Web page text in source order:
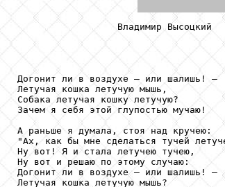
                  Владимир Высоцкий
Догонит ли в воздухе — или шалишь! —
Летучая кошка летучую мышь,
Собака летучая кошку летучую?
Зачем я себя этой глупостью мучаю!
А раньше я думала, стоя над кручею:
"Ах, как бы мне сделаться тучей
Ну вот! Я и стала летучею тучею,
Ну вот и решаю по этому случаю:
Догонит ли в воздухе — или шалишь! —
Летучая кошка летучую мышь?